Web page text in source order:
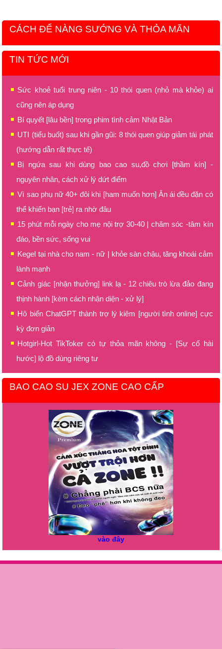
CÁCH ĐỂ NÀNG SƯỚNG VÀ THỎA MÃN
TIN TỨC MỚI
Sức khoẻ tuổi trung niên - 10 thói quen (nhỏ mà khỏe) ai
cũng nên áp dụng
Bí quyết [lâu bền] trong phim tình cảm Nhật Bản
UTI (tiểu buốt) sau khi gần gũi: 8 thói quen giúp giảm tái phát
(hướng dẫn rất thực tế)
Bị ngứa sau khi dùng bao cao su,đồ chơi [thầm kín] -
nguyên nhân, cách xử lý dứt điểm
Vì sao phụ nữ 40+ đôi khi [ham muốn hơn] Ân ái đều đặn có
thể khiến bạn [trẻ] ra nhờ đâu
15 phút mỗi ngày cho mẹ nội trợ 30-40 | chăm sóc -tâm kín
đáo, bền sức, sống vui
Kegel tại nhà cho nam - nữ | khỏe sàn chậu, tăng khoái cảm
lành mạnh
Cảnh giác [nhận thưởng] link lạ - 12 chiêu trò lừa đảo đang
thịnh hành [kèm cách nhận diện - xử lý]
Hô biến ChatGPT thành trợ lý kiêm [người tình online] cực
kỳ đơn giản
Hotgirl-Hot TikToker có tự thỏa mãn không - [Sự cố hài
hước] lộ đồ dùng riêng tư
BAO CAO SU JEX ZONE CAO CẤP
vào đây